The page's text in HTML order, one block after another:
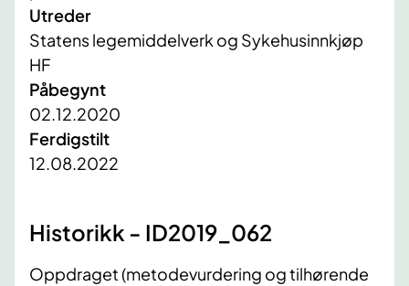
Utreder
Statens legemiddelverk og Sykehusinnkjøp
HF
Påbegynt
02.12.2020
Ferdigstilt
12.08.2022
Historikk - ID2019_062
Oppdraget (metodevurdering og tilhørende